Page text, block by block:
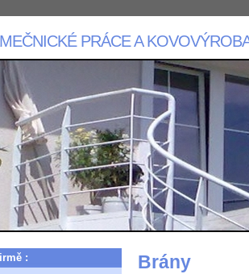
PRÁCE A
Brány
: